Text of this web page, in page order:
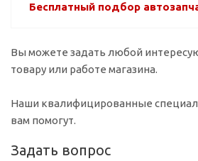
Бесплатный подбор
Вы можете задать любой
товару или работе магазина.
Наши квалифицированные
вам помогут.
Задать вопрос